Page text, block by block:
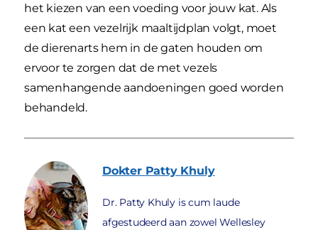
het kiezen van een voeding voor jouw kat. Als
een kat een vezelrijk maaltijdplan volgt, moet
de dierenarts hem in de gaten houden om
ervoor te zorgen dat de met vezels
samenhangende aandoeningen goed worden
behandeld.
Dokter Patty Khuly
Dr. Patty Khuly is cum laude
afgestudeerd aan zowel Wellesley